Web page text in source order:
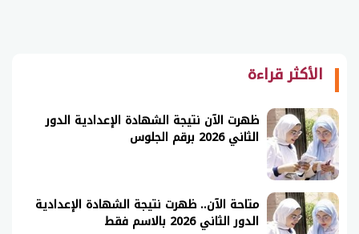
الأكثر قراءة
ظهرت الآن نتيجة الشهادة الإعدادية الدور
الثاني 2026 برقم الجلوس
متاحة الآن.. ظهرت نتيجة الشهادة الإعدادية
الدور الثاني 2026 بالاسم فقط